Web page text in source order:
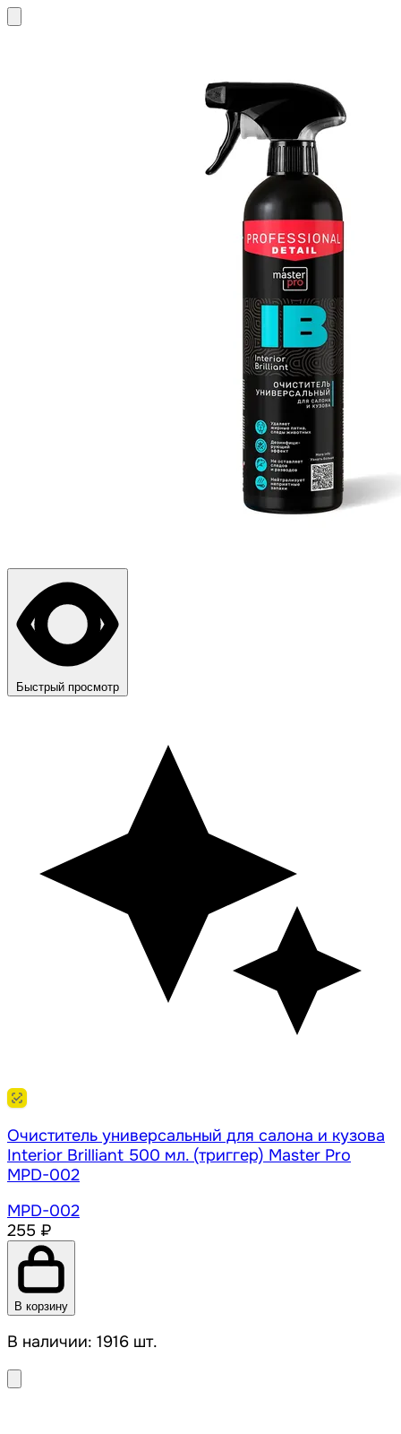
Быстрый просмотр
Очиститель универсальный для салона и кузова
Interior Brilliant 500 мл. (триггер) Master Pro
MPD-002
MPD-002
255 ₽
В корзину
В наличии: 1916 шт.